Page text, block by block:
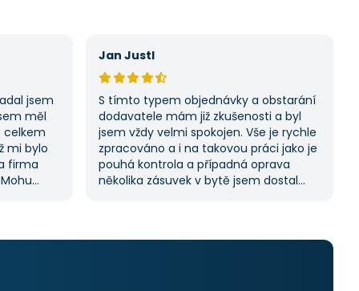
jsem
měl
celkem
mi bylo
firma
Jan Justl
S tímto typem objednávky a obstarání
dodavatele mám již zkušenosti a byl
jsem vždy velmi spokojen. Vše je rychle
zpracováno a i na takovou práci jako je
pouhá kontrola a případná oprava
několika zásuvek v bytě jsem dostal
potřebovat, jistě se obrátím na stejnou